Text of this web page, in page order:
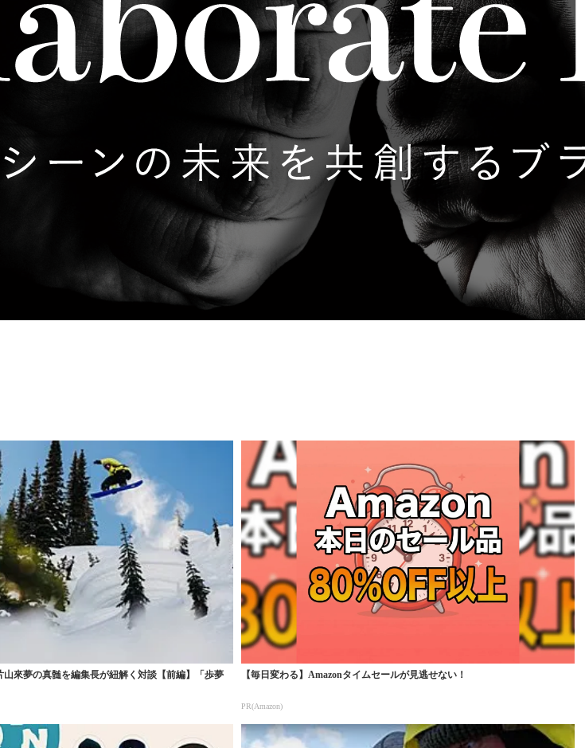
山來夢の真髄を編集長が紐解く対談【前編】「歩夢
【毎日変わる】Amazonタイムセールが見逃せない！
PR(Amazon)